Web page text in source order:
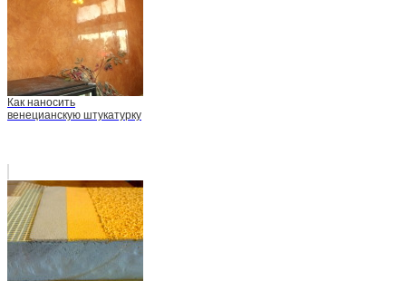
Как наносить
венецианскую штукатурку